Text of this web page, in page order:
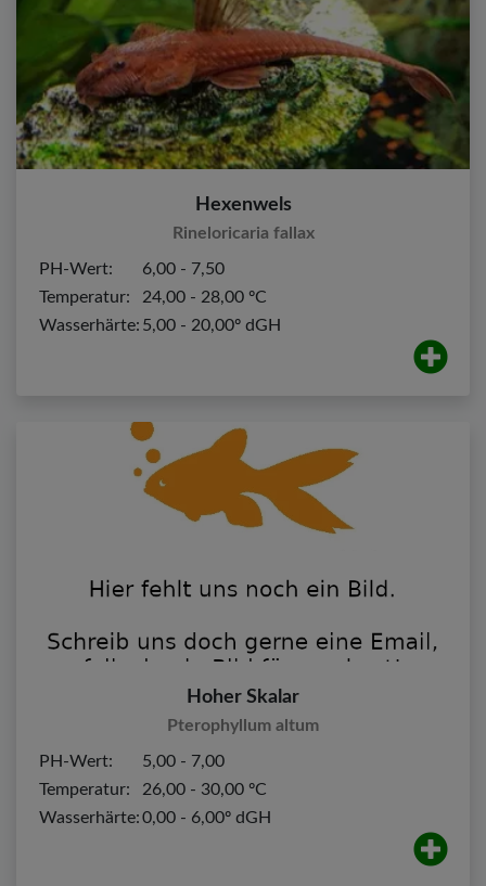
Hexenwels
Rineloricaria fallax
PH-Wert:
6,00 - 7,50
Temperatur:
24,00 - 28,00 ºC
Wasserhärte: 5,00 - 20,00º dGH
Hoher Skalar
Pterophyllum altum
PH-Wert:
5,00 - 7,00
Temperatur:
26,00 - 30,00 ºC
Wasserhärte:0,00 - 6,00º dGH